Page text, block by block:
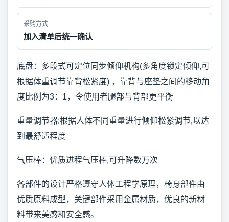
采购方式
加入清单后统一确认
底盘：多段式可定位同步倾仰机构(多角度锁定倾仰,可
根据体重调节靠背松紧度) ，靠背与座垫之间的移动角
度比例为3：1，令使用者腿部与背部更平衡
重量调节器:根据人体不同重量进行倾仰松紧调节,以达
到最舒适程度
气压棒：优质进程气压棒,可升降数万次
各部件的设计严格遵守人体工程学原理，椅身部件由
优质原料成型，关键部件采用金属材质，优良的新材
料带来美感和安全感。